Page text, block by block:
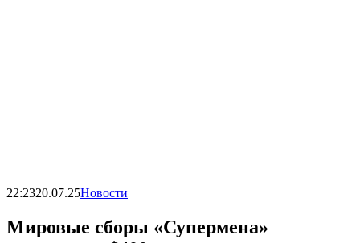
22:2320.07.25Новости
Мировые сборы «Супермена»